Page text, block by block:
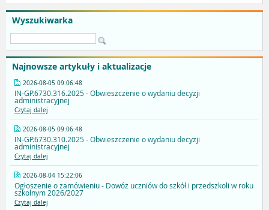
Wyszukiwarka
Najnowsze artykuły i aktualizacje
2026-08-05 09:06:48
IN-GP.6730.316.2025 - Obwieszczenie o wydaniu decyzji
administracyjnej
Czytaj dalej
2026-08-05 09:06:48
IN-GP.6730.310.2025 - Obwieszczenie o wydaniu decyzji
administracyjnej
Czytaj dalej
2026-08-04 15:22:06
Ogłoszenie o zamówieniu - Dowóz uczniów do szkół i przedszkoli w roku
szkolnym 2026/2027
Czytaj dalej